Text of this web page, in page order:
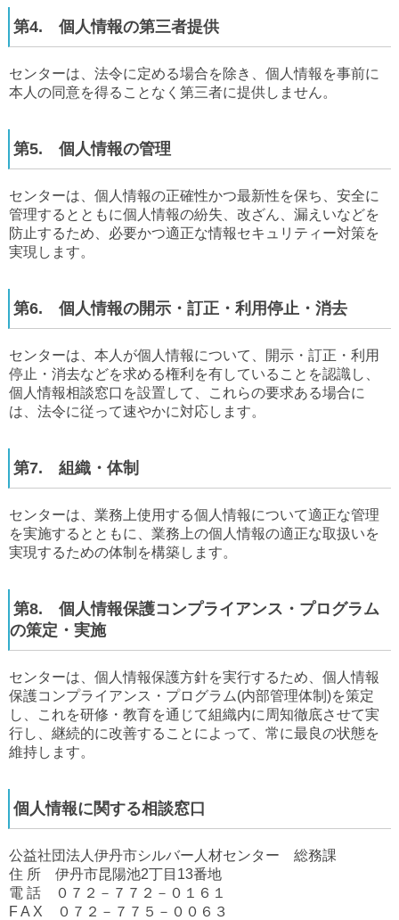
第4. 個人情報の第三者提供
センターは、法令に定める場合を除き、個人情報を事前に
本人の同意を得ることなく第三者に提供しません。
第5. 個人情報の管理
センターは、個人情報の正確性かつ最新性を保ち、安全に
管理するとともに個人情報の紛失、改ざん、漏えいなどを
防止するため、必要かつ適正な情報セキュリティー対策を
実現します。
第6. 個人情報の開示・訂正・利用停止・消去
センターは、本人が個人情報について、開示・訂正・利用
停止・消去などを求める権利を有していることを認識し、
個人情報相談窓口を設置して、これらの要求ある場合に
は、法令に従って速やかに対応します。
第7. 組織・体制
センターは、業務上使用する個人情報について適正な管理
を実施するとともに、業務上の個人情報の適正な取扱いを
実現するための体制を構築します。
第8. 個人情報保護コンプライアンス・プログラム
の策定・実施
センターは、個人情報保護方針を実行するため、個人情報
保護コンプライアンス・プログラム(内部管理体制)を策定
し、これを研修・教育を通じて組織内に周知徹底させて実
行し、継続的に改善することによって、常に最良の状態を
維持します。
個人情報に関する相談窓口
公益社団法人伊丹市シルバー人材センター 総務課
住 所 伊丹市昆陽池2丁目13番地
電 話 ０７２－７７２－０１６１
F A X ０７２－７７５－００６３